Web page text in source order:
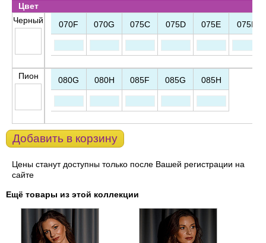
Цвет
Черный
070F 070G 075C 075D 075E 075F
Пион 080G 080H 085F 085G 085H
Добавить в корзину
Цены станут доступны только после Вашей регистрации на
сайте
Ещё товары из этой коллекции